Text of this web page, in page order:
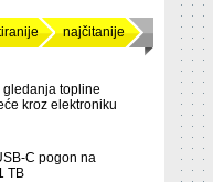
najčitanije
gledanja topline
kroz elektroniku
C pogon na
TB